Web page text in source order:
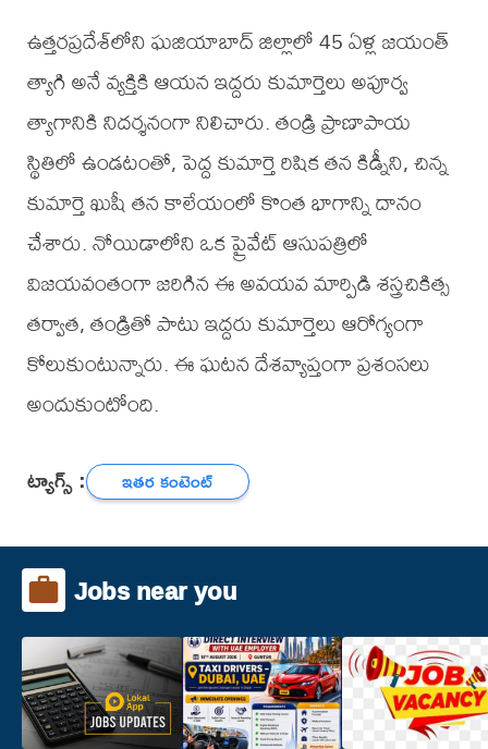
ఉత్తరప్రదేశ్‌లోని ఘజియాబాద్ జిల్లాలో 45 ఏళ్ల జయంత్
త్యాగి అనే వ్యక్తికి ఆయన ఇద్దరు కుమార్తెలు అపూర్వ
త్యాగానికి నిదర్శనంగా నిలిచారు. తండ్రి ప్రాణాపాయ
స్థితిలో ఉండటంతో, పెద్ద కుమార్తె రిషిక తన కిడ్నీని, చిన్న
కుమార్తె ఖుషీ తన కాలేయంలో కొంత భాగాన్ని దానం
చేశారు. నోయిడాలోని ఒక ప్రైవేట్ ఆసుపత్రిలో
విజయవంతంగా జరిగిన ఈ అవయవ మార్పిడి శస్త్రచికిత్స
తర్వాత, తండ్రితో పాటు ఇద్దరు కుమార్తెలు ఆరోగ్యంగా
కోలుకుంటున్నారు. ఈ ఘటన దేశవ్యాప్తంగా ప్రశంసలు
అందుకుంటోంది.
ట్యాగ్స్ : ఇతర కంటెంట్
Jobs near you